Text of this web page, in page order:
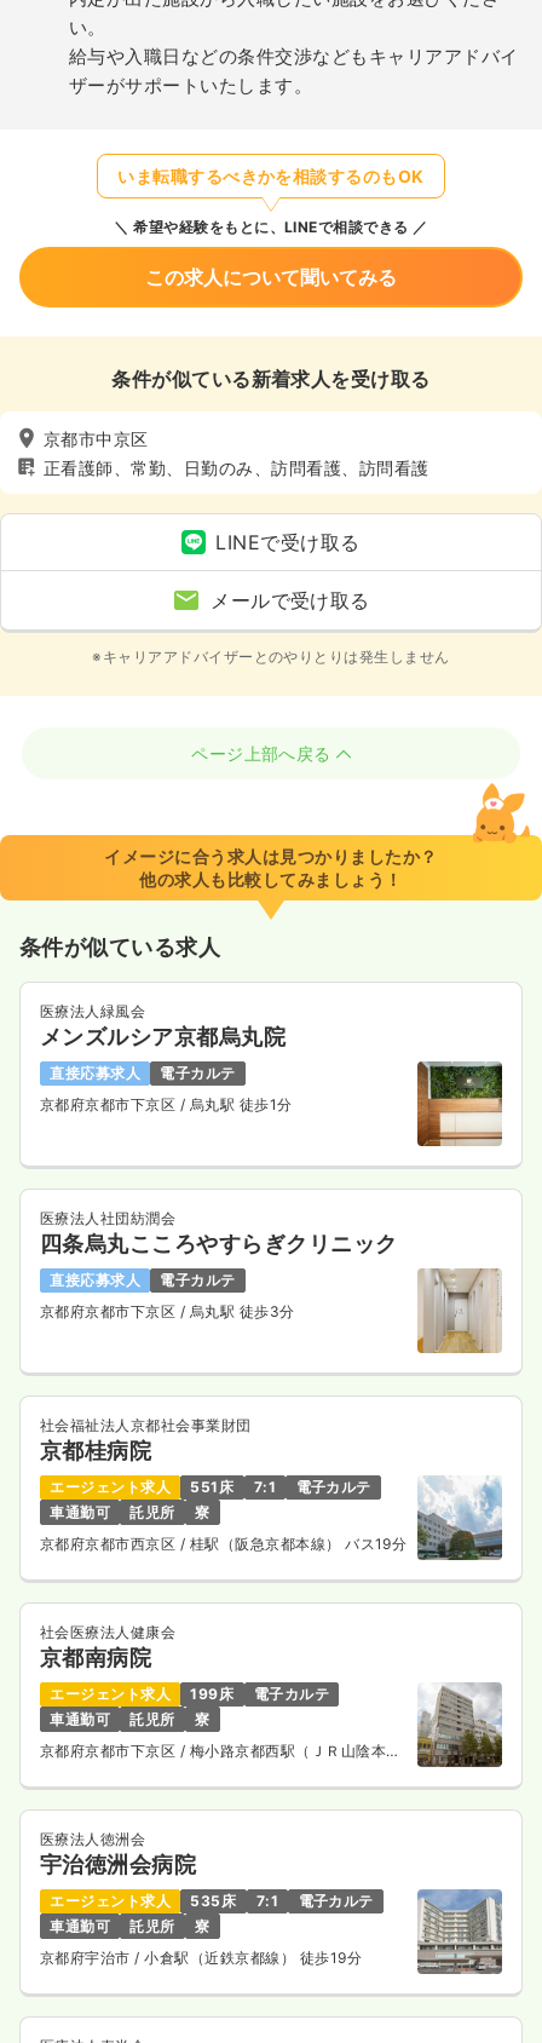
い。
給与や入職日などの条件交渉などもキャリアアドバイ
ザーがサポートいたします。
いま転職するべきかを相談するのもOK
希望や経験をもとに、LINEで相談できる
この求人について聞いてみる
条件が似ている新着求人を受け取る
京都市中京区
正看護師、常勤、日勤のみ、訪問看護、訪問看護
LINEで受け取る
メールで受け取る
※キャリアアドバイザーとのやりとりは発生しません
ページ上部へ戻る
イメージに合う求人は見つかりましたか？
他の求人も比較してみましょう！
条件が似ている求人
医療法人緑風会
メンズルシア京都烏丸院
直接応募求人
電子カルテ
京都府京都市下京区 / 烏丸駅 徒歩1分
医療法人社団紡潤会
四条烏丸こころやすらぎクリニック
直接応募求人
電子カルテ
京都府京都市下京区 / 烏丸駅 徒歩3分
社会福祉法人京都社会事業財団
京都桂病院
エージェント求人 551床 7:1
電子カルテ
車通勤可
託児所
寮
京都府京都市西京区 / 桂駅（阪急京都本線） バス19分
社会医療法人健康会
京都南病院
エージェント求人 199床
電子カルテ
車通勤可
託児所
寮
京都府京都市下京区 / 梅小路京都西駅（ＪＲ山陰本
医療法人徳洲会
宇治徳洲会病院
エージェント求人 535床 7:1
電子カルテ
車通勤可
託児所
寮
京都府宇治市 / 小倉駅（近鉄京都線） 徒歩19分